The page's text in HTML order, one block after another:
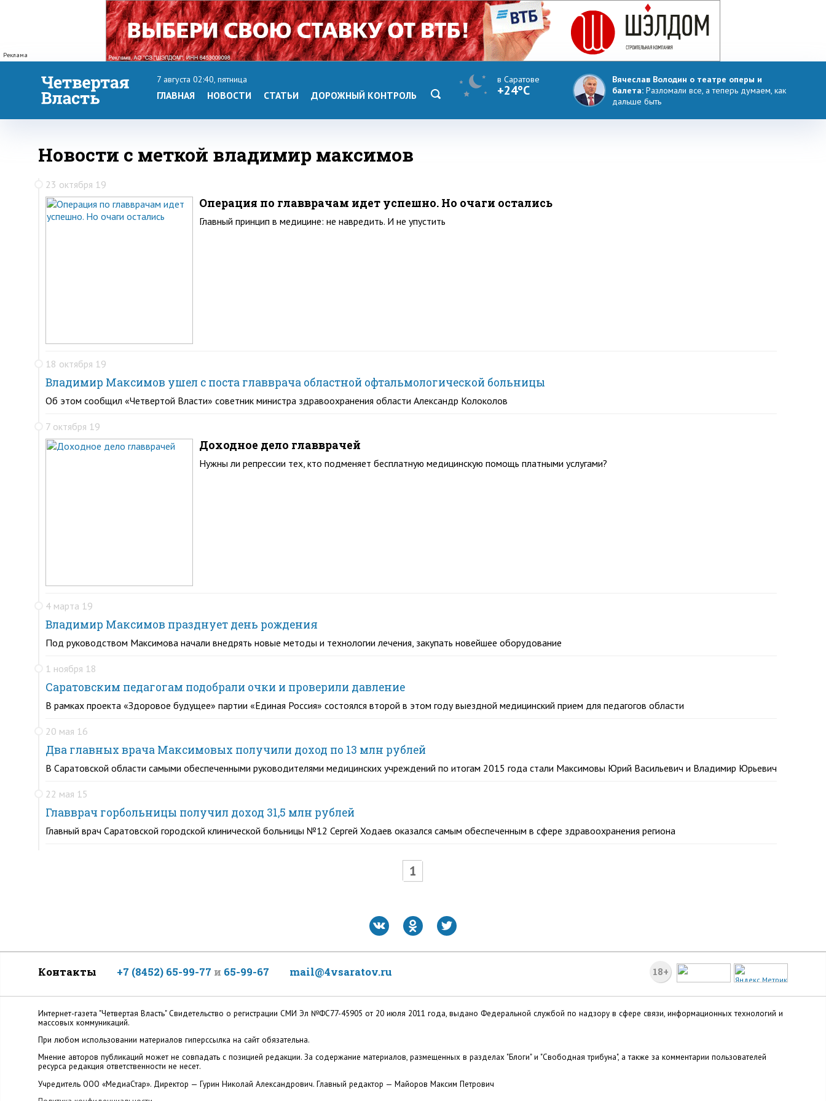
Реклама
7 августа 02:40, пятница
ГЛАВНАЯ НОВОСТИ СТАТЬИ ДОРОЖНЫЙ КОНТРОЛЬ
в Саратове
+24°C
Вячеслав Володин о театре оперы и
балета: Разломали все, а теперь думаем, как
дальше быть
Новости с меткой владимир максимов
23 октября 19
Операция по главврачам идет успешно. Но очаги остались
Главный принцип в медицине: не навредить. И не упустить
18 октября 19
Владимир Максимов ушел с поста главврача областной офтальмологической больницы
Об этом сообщил «Четвертой Власти» советник министра здравоохранения области Александр Колоколов
7 октября 19
Доходное дело главврачей
Нужны ли репрессии тех, кто подменяет бесплатную медицинскую помощь платными услугами?
4 марта 19
Владимир Максимов празднует день рождения
Под руководством Максимова начали внедрять новые методы и технологии лечения, закупать новейшее оборудование
1 ноября 18
Саратовским педагогам подобрали очки и проверили давление
В рамках проекта «Здоровое будущее» партии «Единая Россия» состоялся второй в этом году выездной медицинский прием для педагогов области
20 мая 16
Два главных врача Максимовых получили доход по 13 млн рублей
В Саратовской области самыми обеспеченными руководителями медицинских учреждений по итогам 2015 года стали Максимовы Юрий Васильевич и Владимир Юрьевич
22 мая 15
Главврач горбольницы получил доход 31,5 млн рублей
Главный врач Саратовской городской клинической больницы №12 Сергей Ходаев оказался самым обеспеченным в сфере здравоохранения региона
1
18+
Контакты +7 (8452) 65-99-77 и 65-99-67 mail@4vsaratov.ru
Интернет-газета "Четвертая Власть" Cвидетельство о регистрации СМИ Эл №ФС77-45905 от 20 июля 2011 года, выдано Федеральной службой по надзору в сфере связи, информационных технологий и
массовых коммуникаций.
При любом использовании материалов гиперссылка на сайт обязательна.
Мнение авторов публикаций может не совпадать с позицией редакции. За содержание материалов, размещенных в разделах "Блоги" и "Свободная трибуна", а также за комментарии пользователей
ресурса редакция ответственности не несет.
Учредитель ООО «МедиаСтар». Директор — Гурин Николай Александрович. Главный редактор — Майоров Максим Петрович